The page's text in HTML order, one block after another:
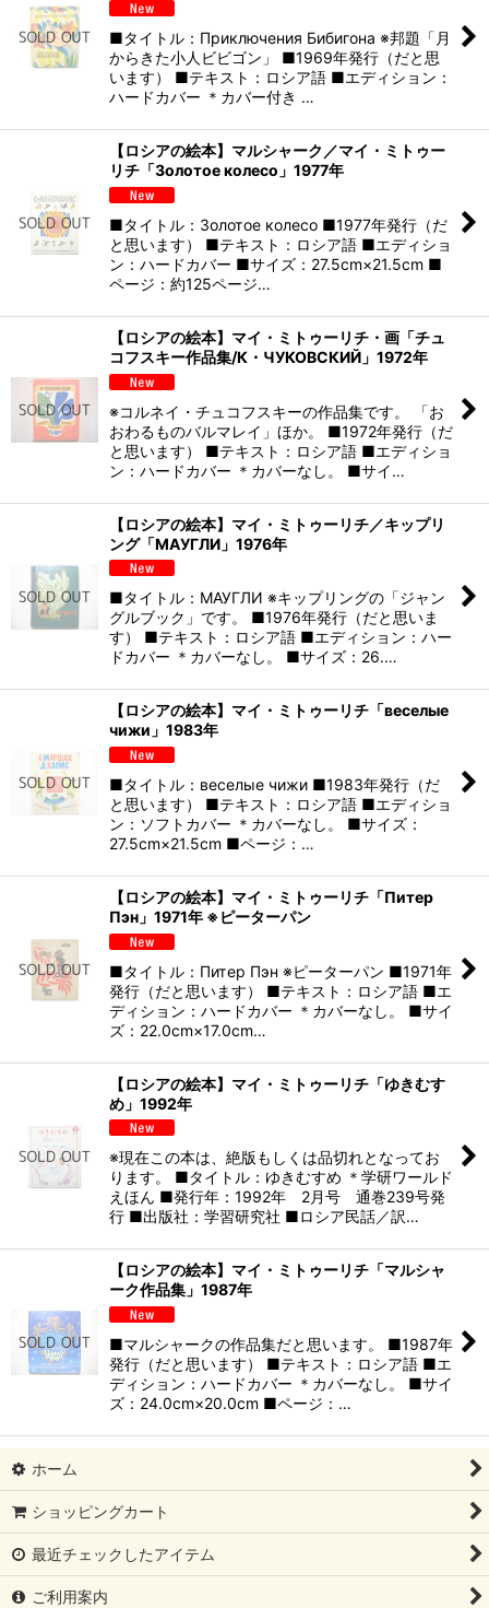
■タイトル：Приключения Бибигона ※邦題「月
からきた小人ビビゴン」 ■1969年発行（だと思
います） ■テキスト：ロシア語 ■エディション：
ハードカバー ＊カバー付き …
【ロシアの絵本】マルシャーク／マイ・ミトゥー
リチ「Золотое колесо」1977年
■タイトル：Золотое колесо ■1977年発行（だ
と思います） ■テキスト：ロシア語 ■エディショ
ン：ハードカバー ■サイズ：27.5cm×21.5cm ■
ページ：約125ページ…
【ロシアの絵本】マイ・ミトゥーリチ・画「チュ
コフスキー作品集/К・ЧУКОВСКИЙ」1972年
※コルネイ・チュコフスキーの作品集です。 「お
おわるものバルマレイ」ほか。 ■1972年発行（だ
と思います） ■テキスト：ロシア語 ■エディショ
ン：ハードカバー ＊カバーなし。 ■サイ…
【ロシアの絵本】マイ・ミトゥーリチ／キップリ
ング「МАУГЛИ」1976年
■タイトル：МАУГЛИ ※キップリングの「ジャン
グルブック」です。 ■1976年発行（だと思いま
す） ■テキスト：ロシア語 ■エディション：ハー
ドカバー ＊カバーなし。 ■サイズ：26.…
【ロシアの絵本】マイ・ミトゥーリチ「веселые
чижи」1983年
■タイトル：веселые чижи ■1983年発行（だ
と思います） ■テキスト：ロシア語 ■エディショ
ン：ソフトカバー ＊カバーなし。 ■サイズ：
27.5cm×21.5cm ■ページ：…
【ロシアの絵本】マイ・ミトゥーリチ「Питер
Пэн」1971年 ※ピーターパン
■タイトル：Питер Пэн ※ピーターパン ■1971年
発行（だと思います） ■テキスト：ロシア語 ■エ
ディション：ハードカバー ＊カバーなし。 ■サイ
ズ：22.0cm×17.0cm…
【ロシアの絵本】マイ・ミトゥーリチ「ゆきむす
め」1992年
※現在この本は、絶版もしくは品切れとなってお
ります。 ■タイトル：ゆきむすめ ＊学研ワールド
えほん ■発行年：1992年 2月号 通巻239号発
行 ■出版社：学習研究社 ■ロシア民話／訳…
【ロシアの絵本】マイ・ミトゥーリチ「マルシャ
ーク作品集」1987年
■マルシャークの作品集だと思います。 ■1987年
発行（だと思います） ■テキスト：ロシア語 ■エ
ディション：ハードカバー ＊カバーなし。 ■サイ
ズ：24.0cm×20.0cm ■ページ：…
ホーム
ショッピングカート
最近チェックしたアイテム
ご利用案内